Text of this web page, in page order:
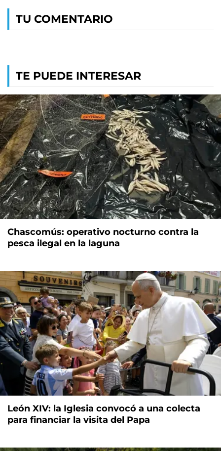
TU COMENTARIO
TE PUEDE INTERESAR
Chascomús: operativo nocturno contra la
pesca ilegal en la laguna
León XIV: la Iglesia convocó a una colecta
para financiar la visita del Papa